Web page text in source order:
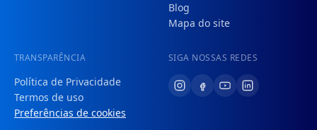
Blog
Mapa do site
TRANSPARÊNCIA
Política de Privacidade
Termos de uso
Preferências de cookies
SIGA NOSSAS REDES